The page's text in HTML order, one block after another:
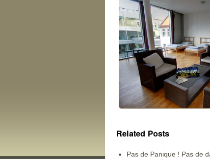
Related Posts
Pas de Panique ! Pas de